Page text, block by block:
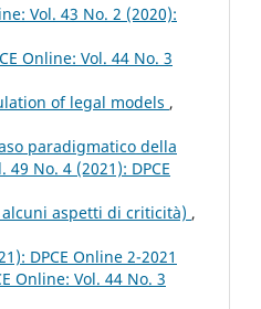
Vol. 43 No. 2 (2020):
Online: Vol. 44 No. 3
of legal models ,
paradigmatico della
49 No. 4 (2021): DPCE
aspetti di criticità) ,
DPCE Online 2-2021
Online: Vol. 44 No. 3